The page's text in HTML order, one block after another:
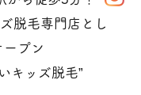
脱毛専門店とし
ープン
キッズ脱毛”